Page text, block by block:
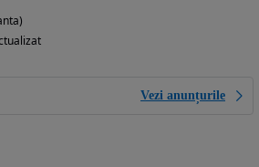
Vezi anunțurile